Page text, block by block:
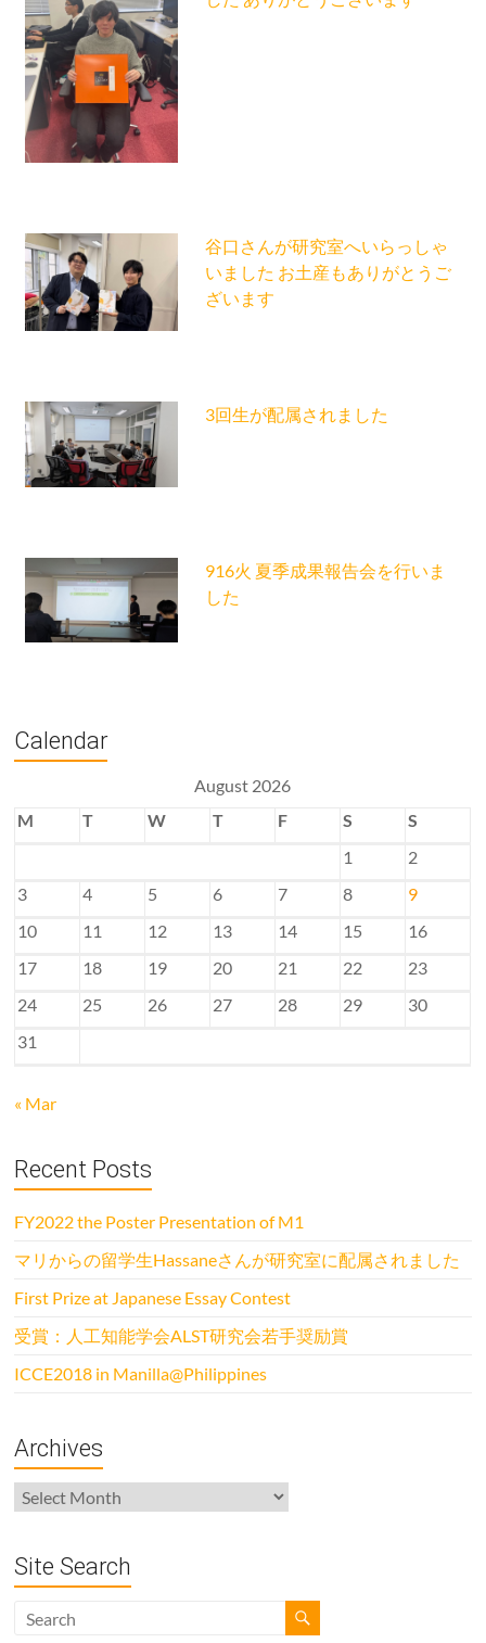
谷口さんが研究室へいらっしゃ
いました お土産もありがとうご
ざいます
3回生が配属されました
916火 夏季成果報告会を行いま
した
Calendar
August 2026
M
T W T F S
S
1
2
3
4 5 6 7 8
9
10
11 12 13 14 15
16
17
18 19 20 21 22
23
24
25 26 27 28 29
30
31
« Mar
Recent Posts
FY2022 the Poster Presentation of M1
マリからの留学生Hassaneさんが研究室に配属されました
First Prize at Japanese Essay Contest
受賞：人工知能学会ALST研究会若手奨励賞
ICCE2018 in Manilla@Philippines
Archives
Archives
Site Search